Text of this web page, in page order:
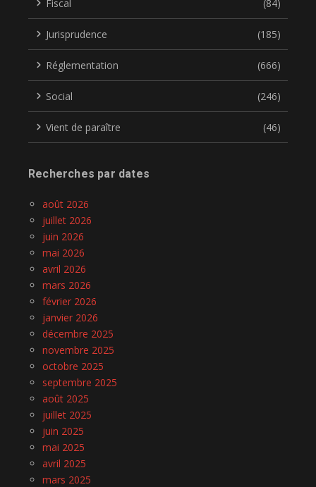
Fiscal (84)
Jurisprudence (185)
Réglementation (666)
Social (246)
Vient de paraître (46)
Recherches par dates
août 2026
juillet 2026
juin 2026
mai 2026
avril 2026
mars 2026
février 2026
janvier 2026
décembre 2025
novembre 2025
octobre 2025
septembre 2025
août 2025
juillet 2025
juin 2025
mai 2025
avril 2025
mars 2025